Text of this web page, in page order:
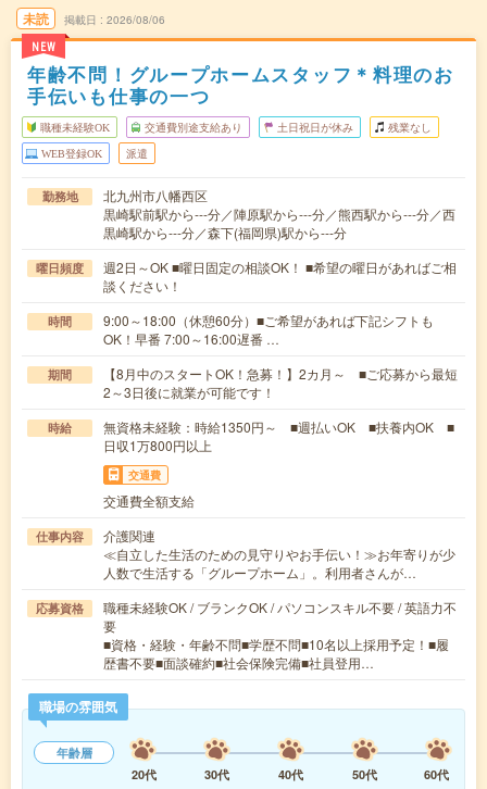
未読
NEW
掲載日 2026/08/06
年齢不問！グループホームスタッフ＊料理のお
手伝いも仕事の一つ
職種未経験OK 交通費別途支給あり 土日祝日が休み 残業なし
WEB登録OK 派遣
勤務地
北九州市八幡西区
黒崎駅前駅から---分／陣原駅から---分／熊西駅から---分／西
黒崎駅から---分／森下(福岡県)駅から---分
曜日頻度
週2日～OK ■曜日固定の相談OK！ ■希望の曜日があればご相
談ください！
時間
9:00～18:00（休憩60分）■ご希望があれば下記シフトも
OK！早番 7:00～16:00遅番 …
期間
【8月中のスタートOK！急募！】2カ月～ ■ご応募から最短
2～3日後に就業が可能です！
時給
無資格未経験：時給1350円～ ■週払いOK ■扶養内OK ■
日収1万800円以上
交通費
交通費全額支給
仕事内容
介護関連
≪自立した生活のための見守りやお手伝い！≫お年寄りが少
人数で生活する「グループホーム」。利用者さんが…
応募資格
職種未経験OK / ブランクOK / パソコンスキル不要 / 英語力不
要
■資格・経験・年齢不問■学歴不問■10名以上採用予定！■履
歴書不要■面談確約■社会保険完備■社員登用…
職場の雰囲気
年齢層
20代
30代 40代 50代
60代